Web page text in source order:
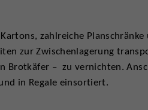
zahlreiche
zur Zwischenlagerung
Brotkäfer – zu vernichten.
in Regale einsortiert.